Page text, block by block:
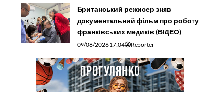
Британський режисер зняв
документальний фільм про роботу
франківських медиків (ВІДЕО)
09/08/2026 17:04 Reporter